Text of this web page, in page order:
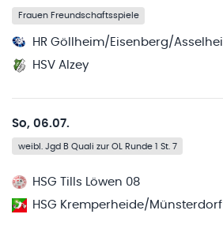
Frauen Freundschaftsspiele
HSV Alzey
So, 06.07.
weibl. Jgd B Quali zur OL Runde 1 St. 7
HSG Tills Löwen 08
HSG Kremperheide/Münsterdorf